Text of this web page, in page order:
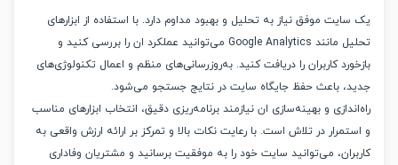
موفق نیاز به تحلیل و بهبود مداوم دارد. با استفاده از ابزارهای
تحلیل مانند Google Analytics می‌توانید عملکرد ان را بررسی کنید و
کاربران را دریافت کنید. به‌روزرسانی‌های منظم و اعمال تکنولوژی‌های
باعث حفظ جایگاه سایت در نتایج جستجو می‌شود.
و بهینه‌سازی ان نیازمند برنامه‌ریزی دقیق، انتخاب ابزارهای مناسب
در تلاش است. با رعایت نکات بالا و تمرکز بر ارائه ارزش واقعی به
می‌توانید سایت خود را به موفقیت برسانید و مشتریان وفاداری